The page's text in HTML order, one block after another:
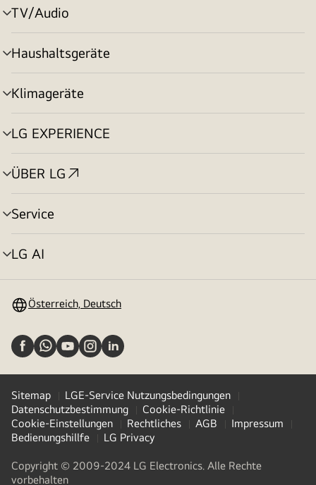
TV/Audio
Menü
umschalten
Haushaltsgeräte
Menü
umschalten
Klimageräte
Menü
umschalten
LG EXPERIENCE
Menü
umschalten
ÜBER LG
Menü
umschalten
Service
Menü
umschalten
LG AI
Menü
Österreich, Deutsch
Sitemap
LGE-Service Nutzungsbedingungen
Datenschutzbestimmung
Cookie-Richtlinie
Cookie-Einstellungen
Rechtliches AGB
Impressum
Bedienungshillfe
LG Privacy
Copyright © 2009-2024 LG Electronics. Alle Rechte
vorbehalten